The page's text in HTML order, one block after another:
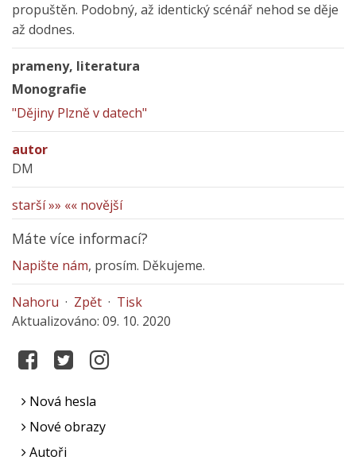
propuštěn. Podobný, až identický scénář nehod se děje
až dodnes.
prameny, literatura
Monografie
"Dějiny Plzně v datech"
autor
DM
starší »» «« novější
Máte více informací?
Napište nám, prosím. Děkujeme.
Nahoru · Zpět · Tisk
Aktualizováno: 09. 10. 2020
Nová hesla
Nové obrazy
Autoři